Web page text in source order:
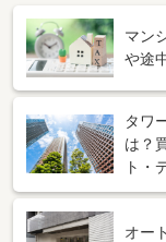
マン
や途
タワ
は？
ト・
オー